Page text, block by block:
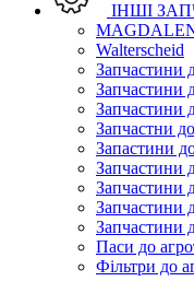
ІНШІ
Walterscheid
Запчастини
Запчастини
Запчастини
Запчастни
Запастини
Запчастини
Запчастини
Запчастини
Запчастини
Паси до
Фільтри до